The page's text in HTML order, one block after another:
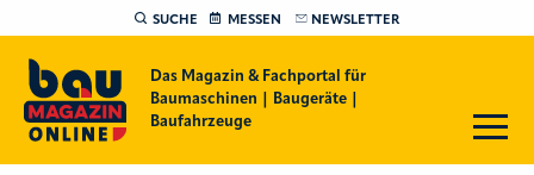
SUCHE MESSEN NEWSLETTER
Das Magazin & Fachportal für
Baumaschinen | Baugeräte |
Baufahrzeuge